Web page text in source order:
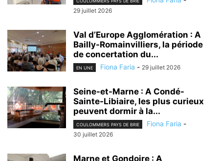
29 juillet 2026
Val d’Europe Agglomération : A
Bailly-Romainvilliers, la période
de concertation du...
EN UNE Fiona Faria - 29 juillet 2026
Seine-et-Marne : A Condé-
Sainte-Libiaire, les plus curieux
peuvent dormir à la...
COULOMMIERS PAYS DE BRIE Fiona Faria -
30 juillet 2026
Marne et Gondoire : A